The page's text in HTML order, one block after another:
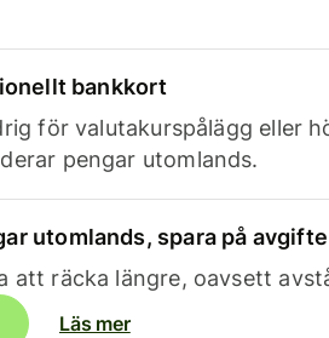
bankkort
för valutakurspålägg eller
pengar utomlands.
utomlands, spara på
att räcka längre, oavsett
Läs mer